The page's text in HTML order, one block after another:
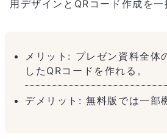
用デザインとQRコード作成を一
メリット: プレゼン資料全体
したQRコードを作れる。
デメリット: 無料版では一部